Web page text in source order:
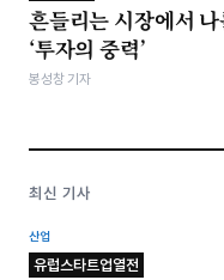
흔들리는 시장에서
‘투자의 중력’
봉성창 기자
최신 기사
산업
유럽스타트업열전